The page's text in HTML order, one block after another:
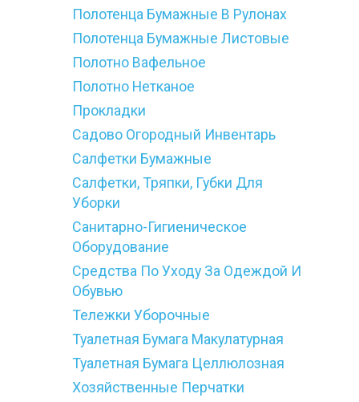
Полотенца Бумажные В Рулонах
Полотенца Бумажные Листовые
Полотно Вафельное
Полотно Нетканое
Прокладки
Садово Огородный Инвентарь
Салфетки Бумажные
Салфетки, Тряпки, Губки Для
Уборки
Санитарно-Гигиеническое
Оборудование
Средства По Уходу За Одеждой И
Обувью
Тележки Уборочные
Туалетная Бумага Макулатурная
Туалетная Бумага Целлюлозная
Хозяйственные Перчатки